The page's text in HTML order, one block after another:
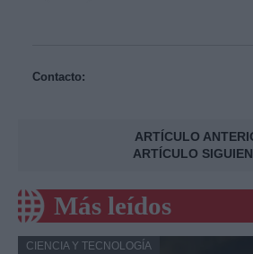
Contacto:
ARTÍCULO
ARTÍCULO
Más leídos
CIENCIA Y TECNOLOGÍA